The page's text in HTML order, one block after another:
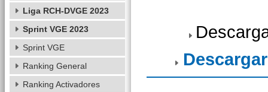
Liga RCH-DVGE 2023
Sprint VGE 2023
Sprint VGE
Ranking General
Ranking Activadores